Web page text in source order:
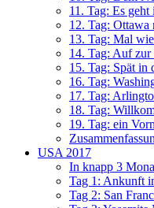
11. Tag: Es
12. Tag: Ottawa
13. Tag: Mal
14. Tag: Auf zur
15. Tag: Spät in
16. Tag:
17. Tag:
18. Tag:
19. Tag: ein
USA 2017
In knapp 3
Tag 1: Ankunft
Tag 2: San